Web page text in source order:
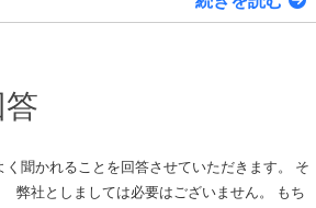
聞かれることを回答させていただきます。 そ
弊社としましては必要はございません。 もち